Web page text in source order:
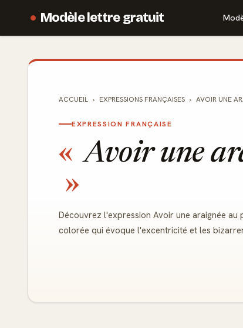
Modèle lettre gratuit
ACCUEIL EXPRESSIONS FRANÇAISES AVOIR UNE
EXPRESSION FRANÇAISE
Avoir une
Découvrez l'expression Avoir une araignée
colorée qui évoque l'excentricité et les